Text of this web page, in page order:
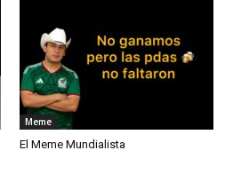
Meme
El Meme Mundialista